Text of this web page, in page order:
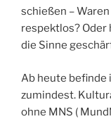
schießen –
respektlos? Oder
die Sinne
Ab heute befinde
zumindest.
ohne MNS (